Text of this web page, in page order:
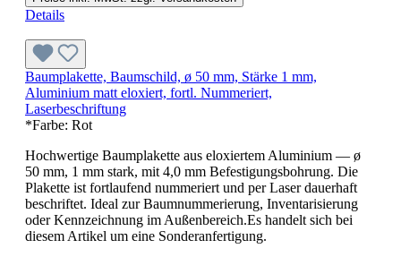
Details
Baumplakette, Baumschild, ø 50 mm, Stärke 1 mm,
Aluminium matt eloxiert, fortl. Nummeriert,
Laserbeschriftung
*Farbe: Rot
Hochwertige Baumplakette aus eloxiertem Aluminium — ø
50 mm, 1 mm stark, mit 4,0 mm Befestigungsbohrung. Die
Plakette ist fortlaufend nummeriert und per Laser dauerhaft
beschriftet. Ideal zur Baumnummerierung, Inventarisierung
oder Kennzeichnung im Außenbereich.Es handelt sich bei
diesem Artikel um eine Sonderanfertigung.